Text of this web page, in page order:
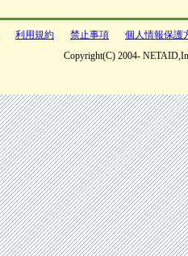
利用規約 禁止事項
個人情報保護
Copyright(C) 2004-